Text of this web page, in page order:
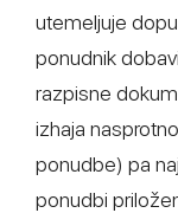
utemeljuje
ponudnik
razpisne
izhaja
ponudbe) pa
ponudbi